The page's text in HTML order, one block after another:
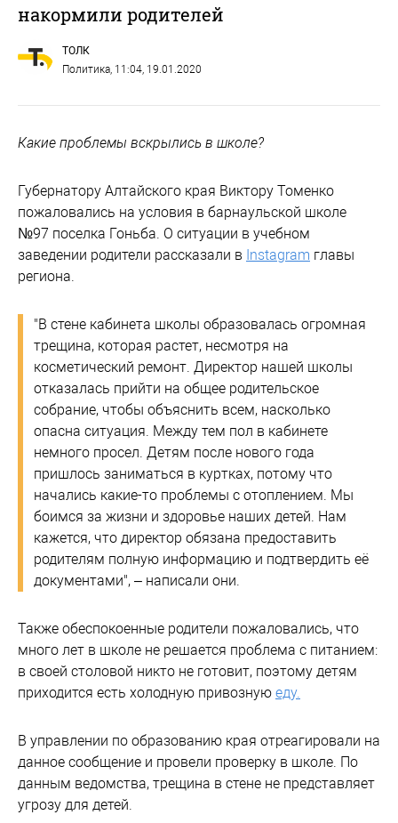
накормили родителей
ТОЛК
Политика, 11:04, 19.01.2020
Какие проблемы вскрылись в школе?
Губернатору Алтайского края Виктору Томенко
пожаловались на условия в барнаульской школе
№97 поселка Гоньба. О ситуации в учебном
заведении родители рассказали в Instagram главы
региона.
"В стене кабинета школы образовалась огромная
трещина, которая растет, несмотря на
косметический ремонт. Директор нашей школы
отказалась прийти на общее родительское
собрание, чтобы объяснить всем, насколько
опасна ситуация. Между тем пол в кабинете
немного просел. Детям после нового года
пришлось заниматься в куртках, потому что
начались какие-то проблемы с отоплением. Мы
боимся за жизни и здоровье наших детей. Нам
кажется, что директор обязана предоставить
родителям полную информацию и подтвердить её
документами", – написали они.
Также обеспокоенные родители пожаловались, что
много лет в школе не решается проблема с питанием:
в своей столовой никто не готовит, поэтому детям
приходится есть холодную привозную еду.
В управлении по образованию края отреагировали на
данное сообщение и провели проверку в школе. По
данным ведомства, трещина в стене не представляет
угрозу для детей.